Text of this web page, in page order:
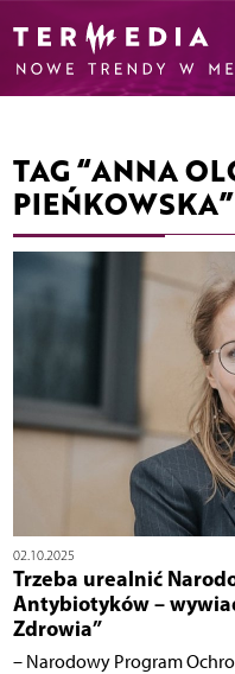
TAG “ANNA
PIEŃKOWSKA”
02.10.2025
Trzeba urealnić
Antybiotyków –
Zdrowia”
– Narodowy Program